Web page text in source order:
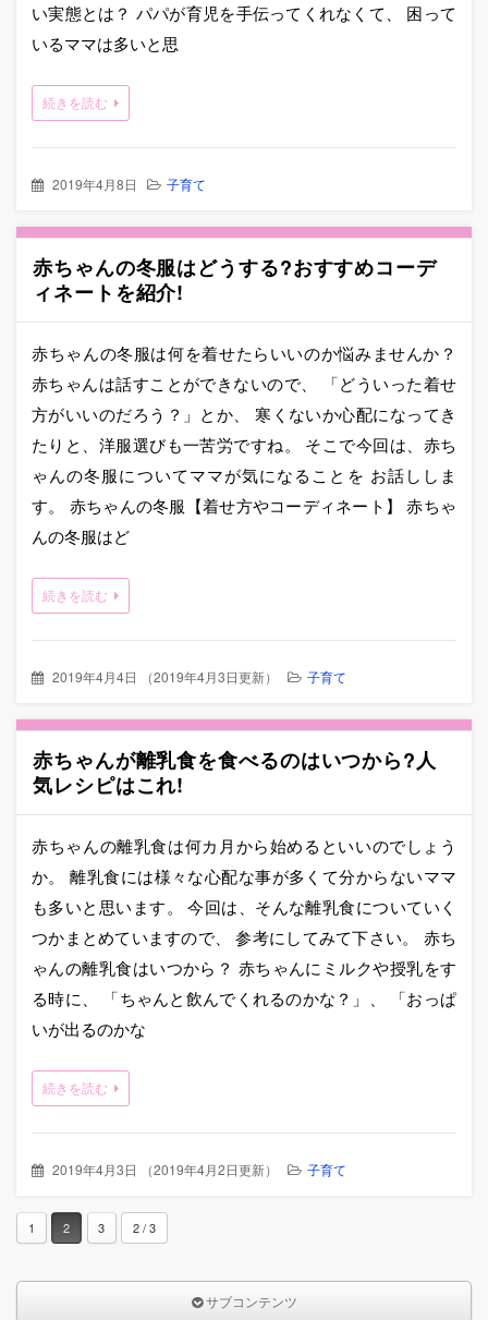
い実態とは？ パパが育児を手伝ってくれなくて、 困って
いるママは多いと思
続きを読む
2019年4月8日 子育て
赤ちゃんの冬服はどうする?おすすめコーデ
ィネートを紹介!
赤ちゃんの冬服は何を着せたらいいのか悩みませんか？
赤ちゃんは話すことができないので、 「どういった着せ
方がいいのだろう？」とか、 寒くないか心配になってき
たりと、洋服選びも一苦労ですね。 そこで今回は、赤ち
ゃんの冬服についてママが気になることを お話ししま
す。 赤ちゃんの冬服【着せ方やコーディネート】 赤ちゃ
んの冬服はど
続きを読む
2019年4月4日 （2019年4月3日更新） 子育て
赤ちゃんが離乳食を食べるのはいつから?人
気レシピはこれ!
赤ちゃんの離乳食は何カ月から始めるといいのでしょう
か。 離乳食には様々な心配な事が多くて分からないママ
も多いと思います。 今回は、そんな離乳食についていく
つかまとめていますので、 参考にしてみて下さい。 赤ち
ゃんの離乳食はいつから？ 赤ちゃんにミルクや授乳をす
る時に、 「ちゃんと飲んでくれるのかな？」、 「おっぱ
いが出るのかな
続きを読む
2019年4月3日 （2019年4月2日更新） 子育て
1 2 3 2 / 3
サブコンテンツ